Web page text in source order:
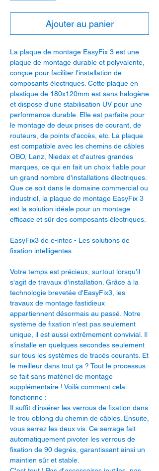
Ajouter au panier
La plaque de montage EasyFix 3 est une
plaque de montage durable et polyvalente,
conçue pour faciliter l'installation de
composants électriques. Cette plaque en
plastique de 180x120mm est sans halogène
et dispose d'une stabilisation UV pour une
performance durable. Elle est parfaite pour
le montage de deux prises de courant, de
routeurs, de points d'accès, etc. La plaque
est compatible avec les chemins de câbles
OBO, Lanz, Niedax et d'autres grandes
marques, ce qui en fait un choix fiable pour
un grand nombre d'installations électriques.
Que ce soit dans le domaine commercial ou
industriel, la plaque de montage EasyFix 3
est la solution idéale pour un montage
efficace et sûr des composants électriques.
EasyFix3 de e-intec - Les solutions de
fixation intelligentes.
Votre temps est précieux, surtout lorsqu'il
s'agit de travaux d'installation. Grâce à la
technologie brevetée d'EasyFix3, les
travaux de montage fastidieux
appartiennent désormais au passé. Notre
système de fixation n'est pas seulement
unique, il est aussi extrêmement convivial. Il
s'installe en quelques secondes seulement
sur tous les systèmes de tracés courants. Et
le meilleur dans tout ça ? Tout le processus
se fait sans matériel de montage
supplémentaire ! Voilà comment cela
fonctionne :
Il suffit d'insérer les verrous de fixation dans
le trou oblong du chemin de câbles. Ensuite,
vous serrez les deux vis. Ce serrage fait
automatiquement pivoter les verrous de
fixation de 90 degrés, garantissant ainsi un
maintien sûr et stable.